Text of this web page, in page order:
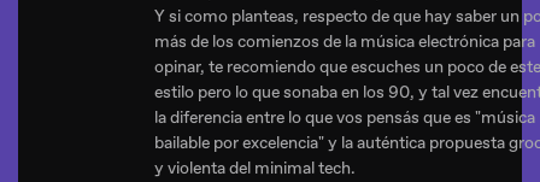
Y si como planteas, respecto de que hay saber un
más de los comienzos de la música electrónica para
opinar, te recomiendo que escuches un poco de
estilo pero lo que sonaba en los 90, y tal vez
la diferencia entre lo que vos pensás que es "música
bailable por excelencia" y la auténtica propuesta
y violenta del minimal tech.